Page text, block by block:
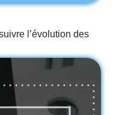
l’évolution des